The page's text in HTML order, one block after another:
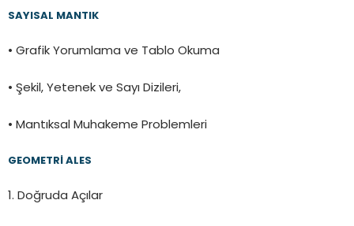
SAYISAL MANTIK
• Grafik Yorumlama ve Tablo Okuma
• Şekil, Yetenek ve Sayı Dizileri,
• Mantıksal Muhakeme Problemleri
GEOMETRİ ALES
1. Doğruda Açılar